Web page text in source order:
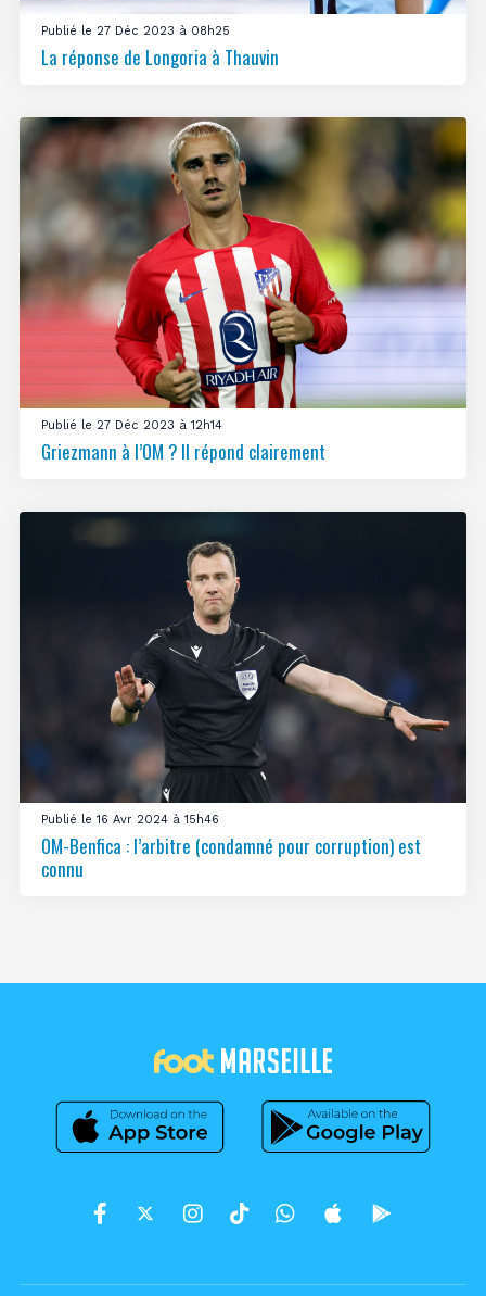
Publié le 27 Déc 2023 à 08h25
La réponse de Longoria à Thauvin
Publié le 27 Déc 2023 à 12h14
Griezmann à l’OM ? Il répond clairement
Publié le 16 Avr 2024 à 15h46
OM-Benfica : l’arbitre (condamné pour corruption) est
connu